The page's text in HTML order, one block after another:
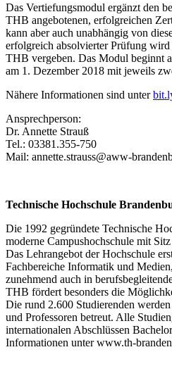
Das Vertiefungsmodul ergänzt den
THB angebotenen, erfolgreichen
kann aber auch unabhängig von
erfolgreich absolvierter Prüfung
THB vergeben. Das Modul beginnt
am 1. Dezember 2018 mit jeweils
Nähere Informationen sind unter
Ansprechperson:
Dr. Annette Strauß
Tel.: 03381.355-750
Mail: annette.strauss@aww-
Technische Hochschule
Die 1992 gegründete Technische
moderne Campushochschule mit
Das Lehrangebot der Hochschule
Fachbereiche Informatik und
zunehmend auch in
THB fördert besonders die
Die rund 2.600 Studierenden
und Professoren betreut. Alle
internationalen Abschlüssen
Informationen unter www.th-